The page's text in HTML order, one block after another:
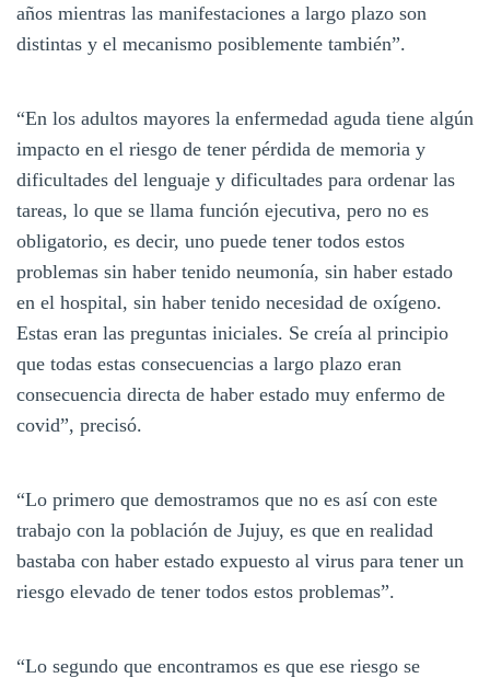
años mientras las manifestaciones a largo plazo son
distintas y el mecanismo posiblemente también”.
“En los adultos mayores la enfermedad aguda tiene algún
impacto en el riesgo de tener pérdida de memoria y
dificultades del lenguaje y dificultades para ordenar las
tareas, lo que se llama función ejecutiva, pero no es
obligatorio, es decir, uno puede tener todos estos
problemas sin haber tenido neumonía, sin haber estado
en el hospital, sin haber tenido necesidad de oxígeno.
Estas eran las preguntas iniciales. Se creía al principio
que todas estas consecuencias a largo plazo eran
consecuencia directa de haber estado muy enfermo de
covid”, precisó.
“Lo primero que demostramos que no es así con este
trabajo con la población de Jujuy, es que en realidad
bastaba con haber estado expuesto al virus para tener un
riesgo elevado de tener todos estos problemas”.
“Lo segundo que encontramos es que ese riesgo se